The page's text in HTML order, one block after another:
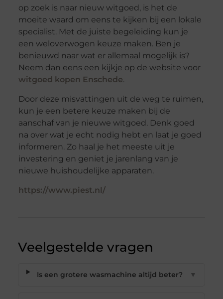
op zoek is naar nieuw witgoed, is het de
moeite waard om eens te kijken bij een lokale
specialist. Met de juiste begeleiding kun je
een weloverwogen keuze maken. Ben je
benieuwd naar wat er allemaal mogelijk is?
Neem dan eens een kijkje op de website voor
witgoed kopen Enschede.
Door deze misvattingen uit de weg te ruimen,
kun je een betere keuze maken bij de
aanschaf van je nieuwe witgoed. Denk goed
na over wat je echt nodig hebt en laat je goed
informeren. Zo haal je het meeste uit je
investering en geniet je jarenlang van je
nieuwe huishoudelijke apparaten.
https://www.piest.nl/
Veelgestelde vragen
Is een grotere wasmachine altijd beter? ▼